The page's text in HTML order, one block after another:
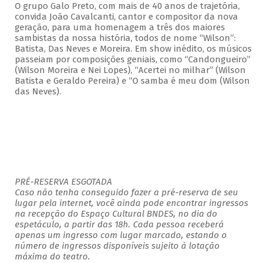
O grupo Galo Preto, com mais de 40 anos de trajetória,
convida João Cavalcanti, cantor e compositor da nova
geração, para uma homenagem a três dos maiores
sambistas da nossa história, todos de nome “Wilson”:
Batista, Das Neves e Moreira. Em show inédito, os músicos
passeiam por composições geniais, como “Candongueiro”
(Wilson Moreira e Nei Lopes), “Acertei no milhar” (Wilson
Batista e Geraldo Pereira) e “O samba é meu dom (Wilson
das Neves).
PRÉ-RESERVA ESGOTADA
Caso não tenha conseguido fazer a pré-reserva de seu
lugar pela internet, você ainda pode encontrar ingressos
na recepção do Espaço Cultural BNDES, no dia do
espetáculo, a partir das 18h. Cada pessoa receberá
apenas um ingresso com lugar marcado, estando o
número de ingressos disponíveis sujeito à lotação
máxima do teatro.